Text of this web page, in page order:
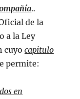
..
de la
a la Ley
cuyocapitulo
permite:
en